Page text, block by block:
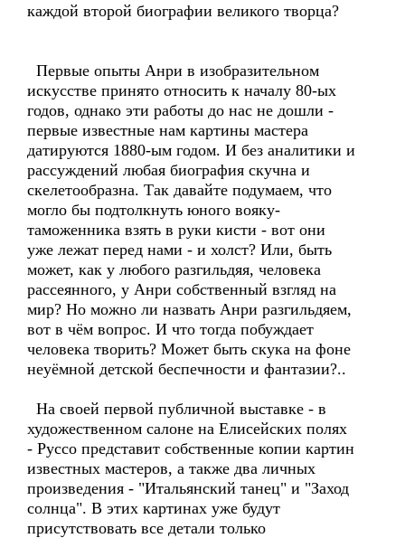
каждой второй биографии великого творца?
Первые опыты Анри в изобразительном
искусстве принято относить к началу 80-ых
годов, однако эти работы до нас не дошли -
первые известные нам картины мастера
датируются 1880-ым годом. И без аналитики и
рассуждений любая биография скучна и
скелетообразна. Так давайте подумаем, что
могло бы подтолкнуть юного вояку-
таможенника взять в руки кисти - вот они
уже лежат перед нами - и холст? Или, быть
может, как у любого разгильдяя, человека
рассеянного, у Анри собственный взгляд на
мир? Но можно ли назвать Анри разгильдяем,
вот в чём вопрос. И что тогда побуждает
человека творить? Может быть скука на фоне
неуёмной детской беспечности и фантазии?..
На своей первой публичной выставке - в
художественном салоне на Елисейских полях
- Руссо представит собственные копии картин
известных мастеров, а также два личных
произведения - "Итальянский танец" и "Заход
солнца". В этих картинах уже будут
присутствовать все детали только